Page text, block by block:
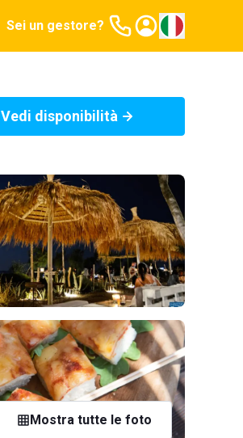
Sei un gestore?
Vedi disponibilità
Mostra tutte le foto